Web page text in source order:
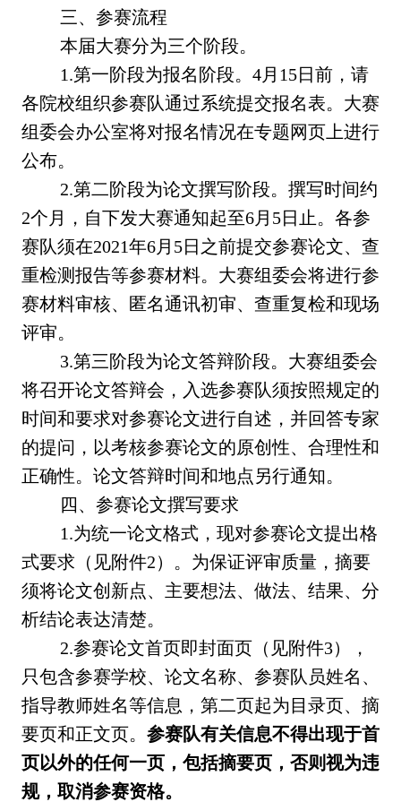
三、参赛流程
本届大赛分为三个阶段。
1.第一阶段为报名阶段。4月15日前，请
各院校组织参赛队通过系统提交报名表。大赛
组委会办公室将对报名情况在专题网页上进行
公布。
2.第二阶段为论文撰写阶段。撰写时间约
2个月，自下发大赛通知起至6月5日止。各参
赛队须在2021年6月5日之前提交参赛论文、查
重检测报告等参赛材料。大赛组委会将进行参
赛材料审核、匿名通讯初审、查重复检和现场
评审。
3.第三阶段为论文答辩阶段。大赛组委会
将召开论文答辩会，入选参赛队须按照规定的
时间和要求对参赛论文进行自述，并回答专家
的提问，以考核参赛论文的原创性、合理性和
正确性。论文答辩时间和地点另行通知。
四、参赛论文撰写要求
1.为统一论文格式，现对参赛论文提出格
式要求（见附件2）。为保证评审质量，摘要
须将论文创新点、主要想法、做法、结果、分
析结论表达清楚。
2.参赛论文首页即封面页（见附件3），
只包含参赛学校、论文名称、参赛队员姓名、
指导教师姓名等信息，第二页起为目录页、摘
要页和正文页。 参赛队有关信息不得出现于首
页以外的任何一页，包括摘要页，否则视为违
规，取消参赛资格。